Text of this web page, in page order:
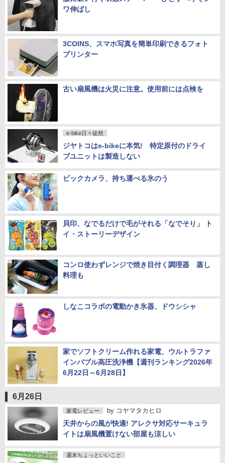
ワ伸ばし
3COINS、スマホ写真を簡単印刷できるフォト
プリンター
古い扇風機は火災に注意。使用前には点検を
e-bike日々徒然
ジヤトコはe-bikeに本気! 特定原付のドライ
ブユニットは製造しない
ビックカメラ、持ち運べる氷のう
貝印、なでるだけで毛がそれる「なでそり」 ト
イ・ストーリーデザイン
コンロ使わずレンジで焼き目付く調理器 蒸し
料理も
しなこコラボの電動かき氷器、ドウシシャ
家でソフトクリーム作れる家電、ウルトラファ
インバブル高圧洗浄機【週刊ランキング2026年
6月22日～6月28日】
6月26日
家電レビュー by コヤマタカヒロ
天井からの風が快適! アレクサ対応サーキュラ
イトは扇風機置けない部屋も涼しい
週末ちょっといいこと